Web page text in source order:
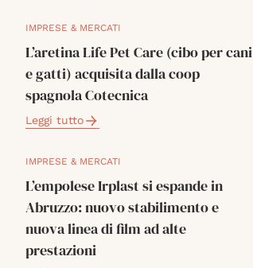
IMPRESE & MERCATI
L’aretina Life Pet Care (cibo per cani
e gatti) acquisita dalla coop
spagnola Cotecnica
Leggi tutto
IMPRESE & MERCATI
L’empolese Irplast si espande in
Abruzzo: nuovo stabilimento e
nuova linea di film ad alte
prestazioni